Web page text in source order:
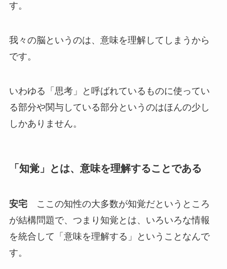
す。
我々の脳というのは、意味を理解してしまうから
です。
いわゆる「思考」と呼ばれているものに使ってい
る部分や関与している部分というのはほんの少し
しかありません。
「知覚」とは、意味を理解することである
安宅ここの知性の大多数が知覚だというところ
が結構問題で、つまり知覚とは、いろいろな情報
を統合して「意味を理解する」ということなんで
す。